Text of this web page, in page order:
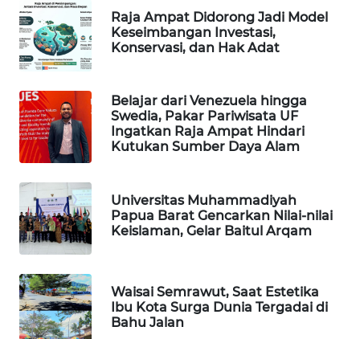
Raja Ampat Didorong Jadi Model
Keseimbangan Investasi,
Konservasi, dan Hak Adat
Belajar dari Venezuela hingga
Swedia, Pakar Pariwisata UF
Ingatkan Raja Ampat Hindari
Kutukan Sumber Daya Alam
Universitas Muhammadiyah
Papua Barat Gencarkan Nilai-nilai
Keislaman, Gelar Baitul Arqam
Waisai Semrawut, Saat Estetika
Ibu Kota Surga Dunia Tergadai di
Bahu Jalan
WAHANA
SPORT
WAHANA
UMKM
WAHANA
SELEB
WAHANA
PERSONA
WAHANA
WAHANA
HEALTH